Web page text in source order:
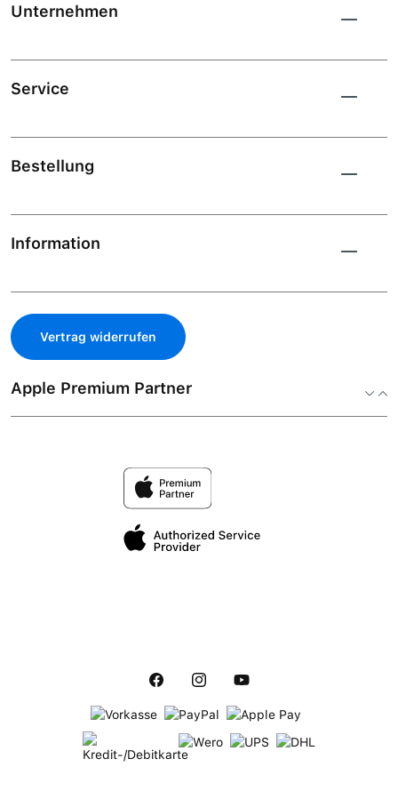
Unternehmen
Service
Bestellung
Information
Vertrag widerrufen
Apple Premium Partner